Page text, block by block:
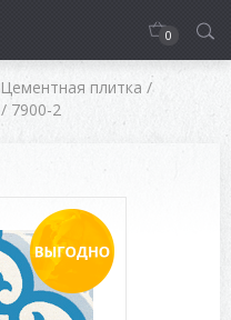
0
Цементная плитка /
/ 7900-2